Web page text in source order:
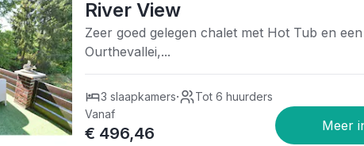
River View
Zeer goed gelegen chalet met Hot Tub en
Ourthevallei,...
3 slaapkamers·
Tot 6 huurders
Vanaf
€ 496,46